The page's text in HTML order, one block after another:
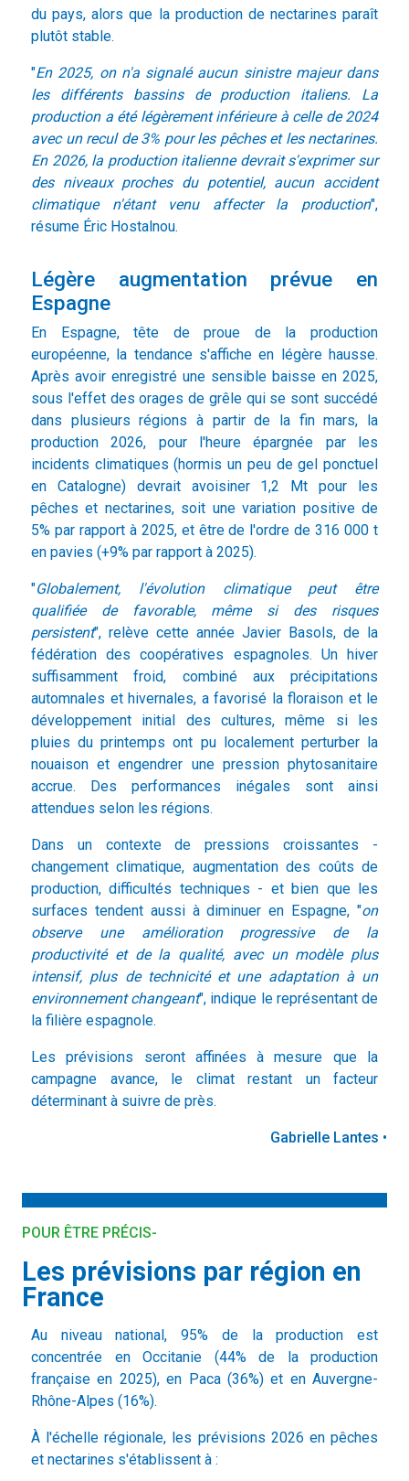
du pays, alors que la production de nectarines paraît
plutôt stable.
"En 2025, on n'a signalé aucun sinistre majeur dans
les différents bassins de production italiens. La
production a été légèrement inférieure à celle de 2024
avec un recul de 3% pour les pêches et les nectarines.
En 2026, la production italienne devrait s'exprimer sur
des niveaux proches du potentiel, aucun accident
climatique n'étant venu affecter la production",
résume Éric Hostalnou.
Légère augmentation prévue en
Espagne
En Espagne, tête de proue de la production
européenne, la tendance s'affiche en légère hausse.
Après avoir enregistré une sensible baisse en 2025,
sous l'effet des orages de grêle qui se sont succédé
dans plusieurs régions à partir de la fin mars, la
production 2026, pour l'heure épargnée par les
incidents climatiques (hormis un peu de gel ponctuel
en Catalogne) devrait avoisiner 1,2 Mt pour les
pêches et nectarines, soit une variation positive de
5% par rapport à 2025, et être de l'ordre de 316 000 t
en pavies (+9% par rapport à 2025).
"Globalement, l'évolution climatique peut être
qualifiée de favorable, même si des risques
persistent", relève cette année Javier Basols, de la
fédération des coopératives espagnoles. Un hiver
suffisamment froid, combiné aux précipitations
automnales et hivernales, a favorisé la floraison et le
développement initial des cultures, même si les
pluies du printemps ont pu localement perturber la
nouaison et engendrer une pression phytosanitaire
accrue. Des performances inégales sont ainsi
attendues selon les régions.
Dans un contexte de pressions croissantes -
changement climatique, augmentation des coûts de
production, difficultés techniques - et bien que les
surfaces tendent aussi à diminuer en Espagne, "on
observe une amélioration progressive de la
productivité et de la qualité, avec un modèle plus
intensif, plus de technicité et une adaptation à un
environnement changeant", indique le représentant de
la filière espagnole.
Les prévisions seront affinées à mesure que la
campagne avance, le climat restant un facteur
déterminant à suivre de près.
Gabrielle Lantes •
POUR ÊTRE PRÉCIS-
Les prévisions par région en
France
Au niveau national, 95% de la production est
concentrée en Occitanie (44% de la production
française en 2025), en Paca (36%) et en Auvergne-
Rhône-Alpes (16%).
À l'échelle régionale, les prévisions 2026 en pêches
et nectarines s'établissent à :